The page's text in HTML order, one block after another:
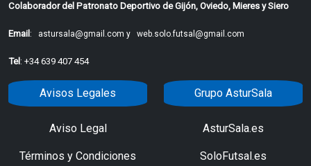
Colaborador del Patronato Deportivo de Gijón, Oviedo, Mieres y Siero
Email : astursala@gmail.com y web.solo.futsal@gmail.com
Tel : +34 639 407 454
Avisos Legales
Aviso Legal
Términos y Condiciones
Grupo AsturSala
AsturSala.es
SoloFutsal.es